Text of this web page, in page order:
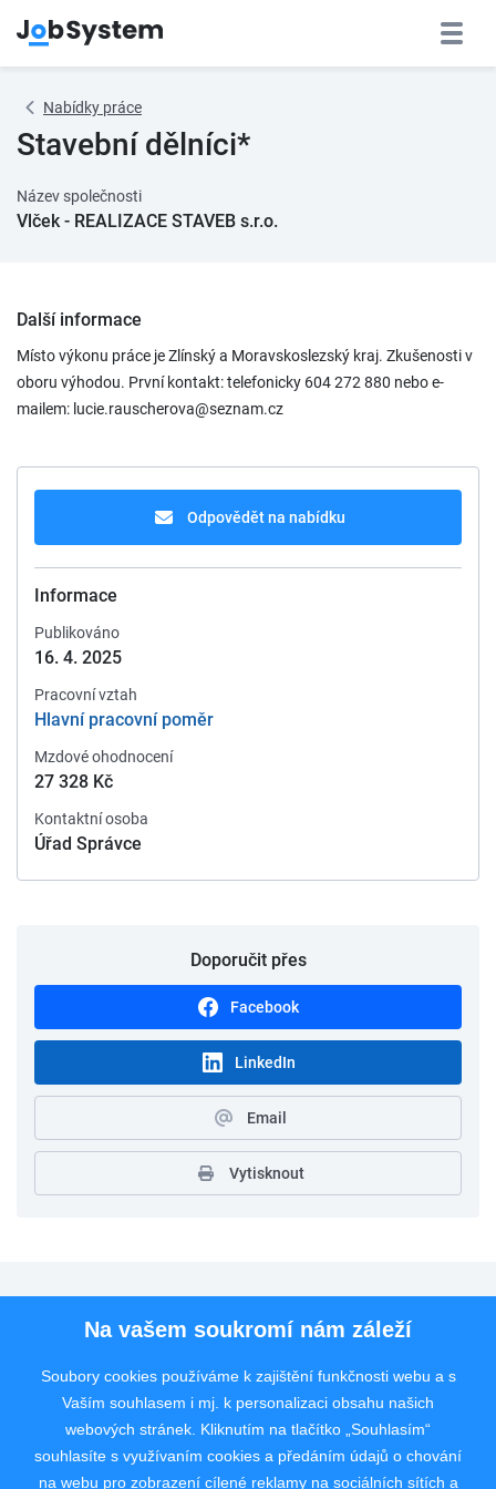
Nabídky práce
Stavební dělníci*
Název společnosti
Vlček - REALIZACE STAVEB s.r.o.
Další informace
Místo výkonu práce je Zlínský a Moravskoslezský kraj. Zkušenosti v
oboru výhodou. První kontakt: telefonicky 604 272 880 nebo e-
mailem: lucie.rauscherova@seznam.cz
Odpovědět na nabídku
Informace
Publikováno
16. 4. 2025
Pracovní vztah
Hlavní pracovní poměr
Mzdové ohodnocení
27 328 Kč
Kontaktní osoba
Úřad Správce
Doporučit přes
Facebook
LinkedIn
Email
Vytisknout
Pro uchazeče
Rychlý kontakt
Na vašem soukromí nám záleží
Soubory cookies používáme k zajištění funkčnosti webu a s
Vaším souhlasem i mj. k personalizaci obsahu našich
webových stránek. Kliknutím na tlačítko „Souhlasím“
souhlasíte s využívaním cookies a předáním údajů o chování
na webu pro zobrazení cílené reklamy na sociálních sítích a